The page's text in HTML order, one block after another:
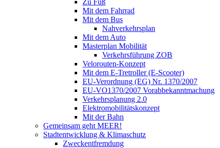
Zu Fuß
Mit dem Fahrrad
Mit dem Bus
Nahverkehrsplan
Mit dem Auto
Masterplan Mobilität
Verkehrsführung ZOB
Velorouten-Konzept
Mit dem E-Tretroller (E-Scooter)
EU-Verordnung (EG) Nr. 1370/2007
EU-VO1370/2007 Vorabbekanntmachung
Verkehrsplanung 2.0
Elektromobilitätskonzept
Mit der Bahn
Gemeinsam geht MEER!
Stadtentwicklung & Klimaschutz
Zweckentfremdung